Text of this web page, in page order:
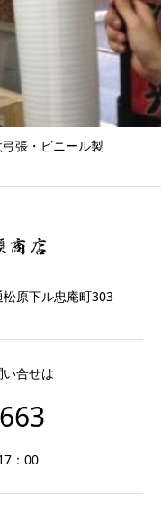
張・ビニール製
原下ル忠庵町303
合せは
：00